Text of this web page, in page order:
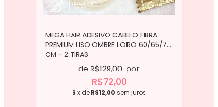
MEGA HAIR ADESIVO CABELO FIBRA
PREMIUM LISO OMBRE LOIRO 60/65/70
CM - 2 TIRAS
deR$129,00 por
R$72,00
6 x de R$12,00 sem juros